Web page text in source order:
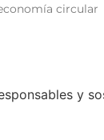
circular
y